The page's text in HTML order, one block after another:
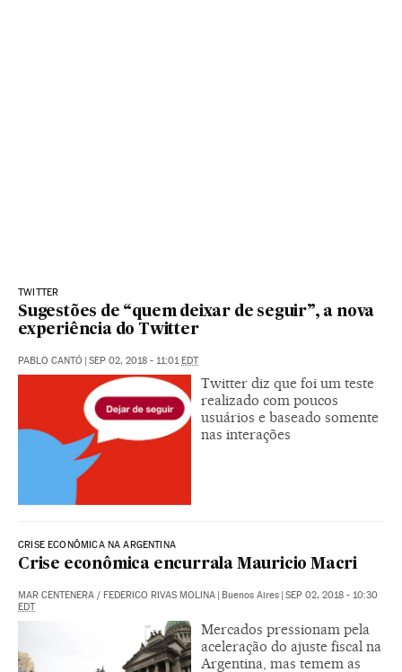
TWITTER
Sugestões de “quem deixar de seguir”, a nova
experiência do Twitter
PABLO CANTÓ | SEP 02, 2018 - 11:01EDT
Twitter diz que foi um teste
realizado com poucos
usuários e baseado somente
nas interações
CRISE ECONÔMICA NA ARGENTINA
Crise econômica encurrala Mauricio Macri
MAR CENTENERA / FEDERICO RIVAS MOLINA | Buenos Aires | SEP 02, 2018 - 10:30
EDT
Mercados pressionam pela
aceleração do ajuste fiscal na
Argentina, mas temem as